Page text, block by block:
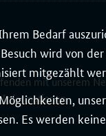
Bedarf
wird von
mitgezählt
Es werden
mit unserem